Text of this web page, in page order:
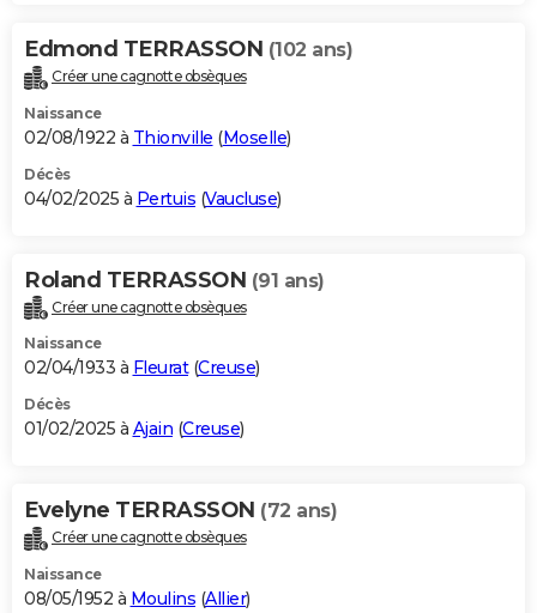
Edmond TERRASSON (102 ans)
Créer une cagnotte obsèques
Naissance
02/08/1922 à Thionville (Moselle)
Décès
04/02/2025 à Pertuis (Vaucluse)
Roland TERRASSON (91 ans)
Créer une cagnotte obsèques
Naissance
02/04/1933 à Fleurat(Creuse)
Décès
01/02/2025 à Ajain (Creuse)
Evelyne TERRASSON (72 ans)
Créer une cagnotte obsèques
Naissance
08/05/1952 à Moulins (Allier)